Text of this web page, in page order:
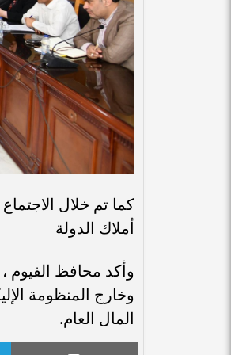
أملاك الدولة
وأكد محافظ الفيوم
وخارج المنظومة
المال العام.